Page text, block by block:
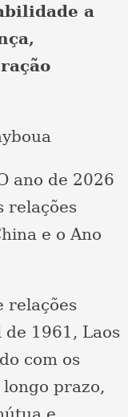
a
ano de 2026
relações
e o Ano
relações
1961, Laos
com os
prazo,